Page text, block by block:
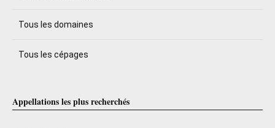
Tous les domaines
Tous les cépages
Appellations les plus recherchés